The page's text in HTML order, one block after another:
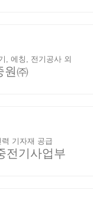
, 에칭, 전기공사 외
원㈜
기자재 공급
전기사업부